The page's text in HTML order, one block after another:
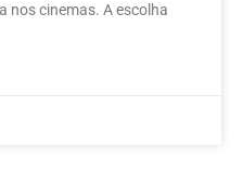
nos cinemas. A escolha